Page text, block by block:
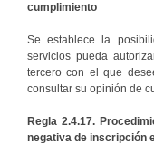
cumplimiento
Se establece la
servicios pueda
tercero con el que
consultar su opinión de
Regla 2.4.17.
negativa de inscripción